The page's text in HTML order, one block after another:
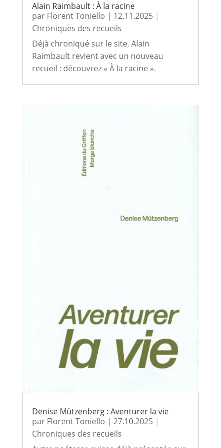
Alain Raimbault : À la racine
par Florent Toniello | 12.11.2025|
Chroniques des recueils
Déjà chroniqué sur le site, Alain
Raimbault revient avec un nouveau
recueil : découvrez « À la racine ».
Denise Mützenberg : Aventurer la vie
par Florent Toniello | 27.10.2025|
Chroniques des recueils